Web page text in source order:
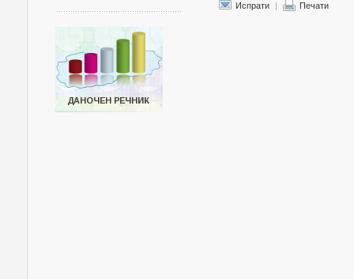
Испрати | Печати